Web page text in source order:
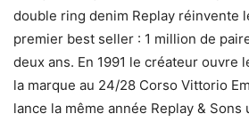
double ring denim Replay réinvente
premier best seller : 1 million de
deux ans. En 1991 le créateur ouvre
la marque au 24/28 Corso Vittorio
lance la même année Replay &